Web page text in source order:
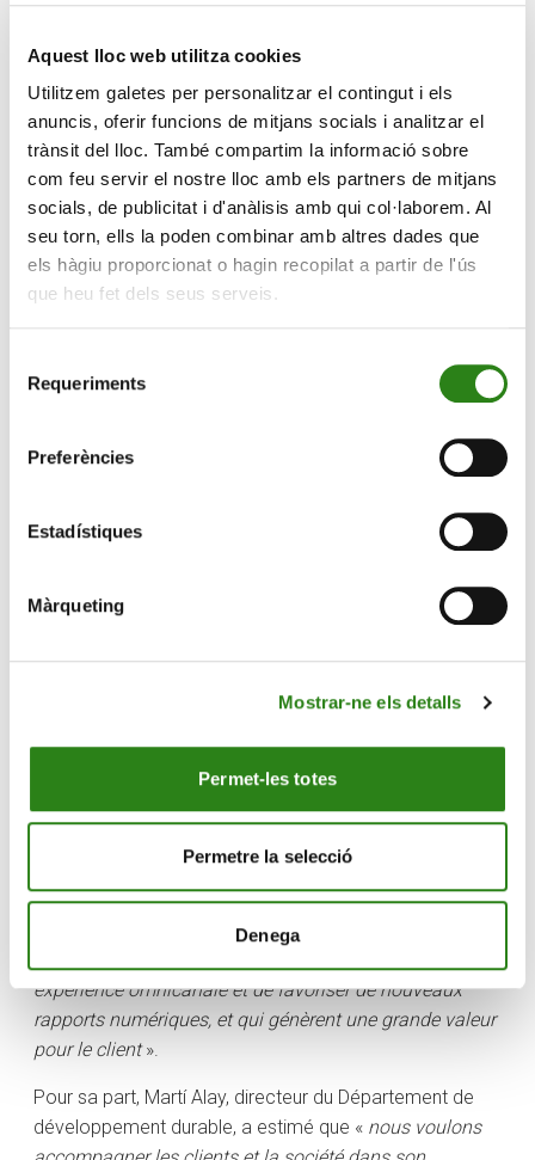
Aquest lloc web utilitza cookies
Utilitzem galetes per personalitzar el contingut i els
anuncis, oferir funcions de mitjans socials i analitzar el
trànsit del lloc. També compartim la informació sobre
com feu servir el nostre lloc amb els partners de mitjans
socials, de publicitat i d'anàlisis amb qui col·laborem. Al
seu torn, ells la poden combinar amb altres dades que
els hàgiu proporcionat o hagin recopilat a partir de l'ús
que heu fet dels seus serveis.
Requeriments
Preferències
Estadístiques
Màrqueting
Mostrar-ne els detalls
Permet-les totes
Permetre la selecció
Denega
l’intégration des aspects ESG (environnementaux,
manière interne dans l’entité, et de coordonner les
initiatives en matière de finance durable. Une nouvelle
ligne de prêts basés sur des critères durables,
l’introduction sur le marché national des crédits carbone
avec l’installation d’usines de production propre
d’énergie électrique ou l’émission de la première
obligation verte, sociale et durable émise par une entité
uns des principaux programmes reconnus par ce prix.
Sandra Sancho, responsable de la Banque en ligne et
Département de développement durable, avec les prix.
Sandra Sancho, responsable de la Banque en ligne et
des nouveaux canaux de Creand Crèdit Andorrà, a
nous misons sur des propositions
expérience omnicanale et de favoriser de nouveaux
rapports numériques, et qui génèrent une grande valeur
pour le client».
Pour sa part, Martí Alay, directeur du Département de
développement durable, a estimé que « nous voulons